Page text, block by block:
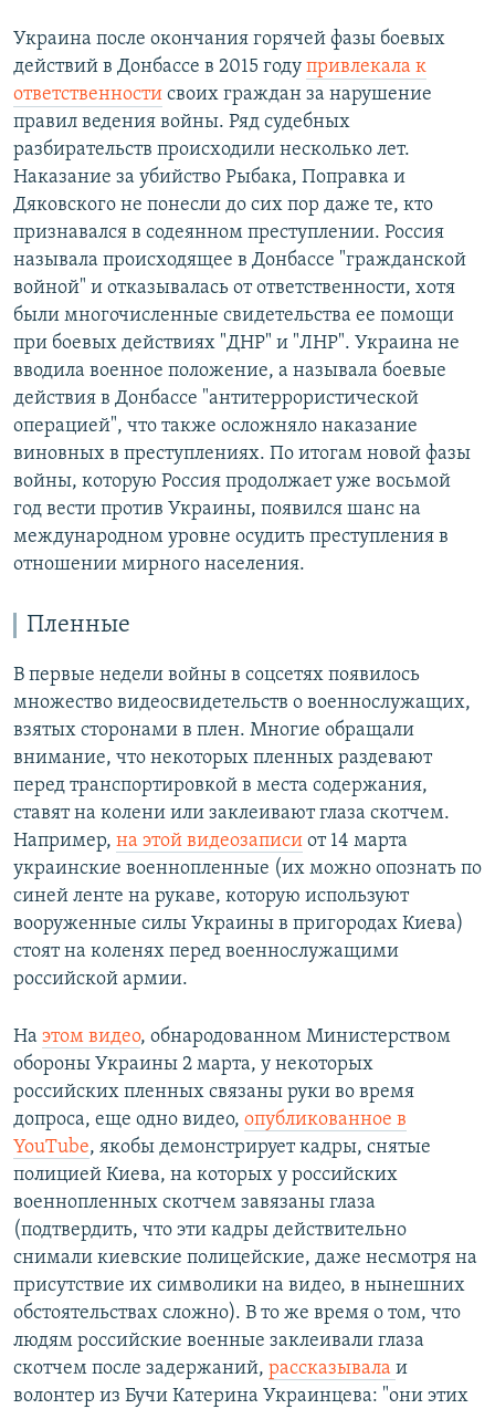
Украина после окончания горячей фазы боевых
действий в Донбассе в 2015 году привлекала к
ответственности своих граждан за нарушение
правил ведения войны. Ряд судебных
разбирательств происходили несколько лет.
Наказание за убийство Рыбака, Поправка и
Дяковского не понесли до сих пор даже те, кто
признавался в содеянном преступлении. Россия
называла происходящее в Донбассе "гражданской
войной" и отказывалась от ответственности, хотя
были многочисленные свидетельства ее помощи
при боевых действиях "ДНР" и "ЛНР". Украина не
вводила военное положение, а называла боевые
действия в Донбассе "антитеррористической
операцией", что также осложняло наказание
виновных в преступлениях. По итогам новой фазы
войны, которую Россия продолжает уже восьмой
год вести против Украины, появился шанс на
международном уровне осудить преступления в
отношении мирного населения.
Пленные
В первые недели войны в соцсетях появилось
множество видеосвидетельств о военнослужащих,
взятых сторонами в плен. Многие обращали
внимание, что некоторых пленных раздевают
перед транспортировкой в места содержания,
ставят на колени или заклеивают глаза скотчем.
Например, на этой видеозаписи от 14 марта
украинские военнопленные (их можно опознать по
синей ленте на рукаве, которую используют
вооруженные силы Украины в пригородах Киева)
стоят на коленях перед военнослужащими
российской армии.
На этом видео, обнародованном Министерством
обороны Украины 2 марта, у некоторых
российских пленных связаны руки во время
допроса, еще одно видео, опубликованное в
YouТube, якобы демонстрирует кадры, снятые
полицией Киева, на которых у российских
военнопленных скотчем завязаны глаза
(подтвердить, что эти кадры действительно
снимали киевские полицейские, даже несмотря на
присутствие их символики на видео, в нынешних
обстоятельствах сложно). В то же время о том, что
людям российские военные заклеивали глаза
скотчем после задержаний, рассказывала и
волонтер из Бучи Катерина Украинцева: "они этих